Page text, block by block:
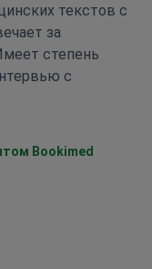
текстов с
за
степень
с
Bookimed